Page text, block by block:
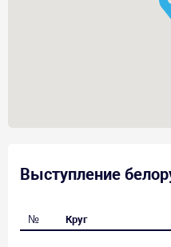
Выступление
№ Круг